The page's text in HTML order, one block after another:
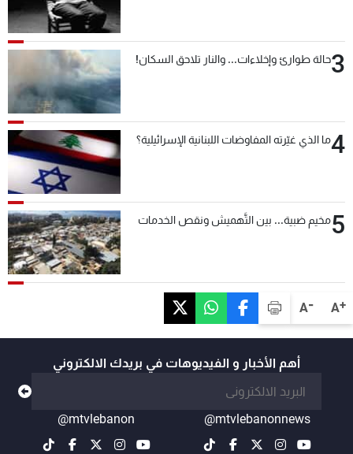
A+
A-
3حالة طوارئ وإخلاءات... والنار تلاحق السكان!
4ما الذي غيّرته المفاوضات اللبنانية الإسرائيلية؟
5مخيم ضبية... بين التَّهميش ونقص الخدمات
أهم الأخبار و الفيديوهات في بريدك الالكتروني
@mtvlebanonnews
@mtvlebanon